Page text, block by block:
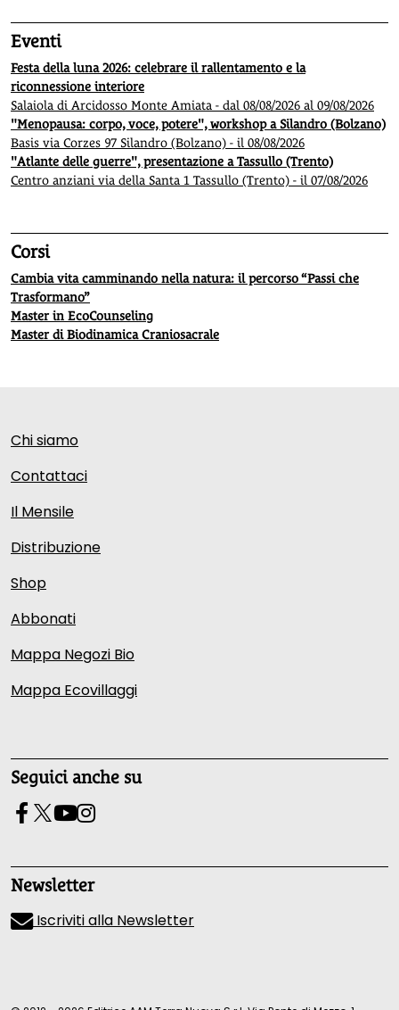
Eventi
Festa della luna 2026: celebrare il rallentamento e la
riconnessione interiore
Salaiola di Arcidosso Monte Amiata - dal 08/08/2026 al 09/08/2026
"Menopausa: corpo, voce, potere", workshop a Silandro (Bolzano)
Basis via Corzes 97 Silandro (Bolzano) - il 08/08/2026
"Atlante delle guerre", presentazione a Tassullo (Trento)
Centro anziani via della Santa 1 Tassullo (Trento) - il 07/08/2026
Corsi
Cambia vita camminando nella natura: il percorso “Passi che
Trasformano”
Master in EcoCounseling
Master di Biodinamica Craniosacrale
Chi siamo
Contattaci
Il Mensile
Distribuzione
Shop
Abbonati
Mappa Negozi Bio
Mappa Ecovillaggi
Seguici anche su
Newsletter
Iscriviti alla Newsletter